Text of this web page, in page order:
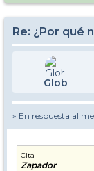
Re: ¿Por qué
Glob
» En respuesta al
Cita
Zapador